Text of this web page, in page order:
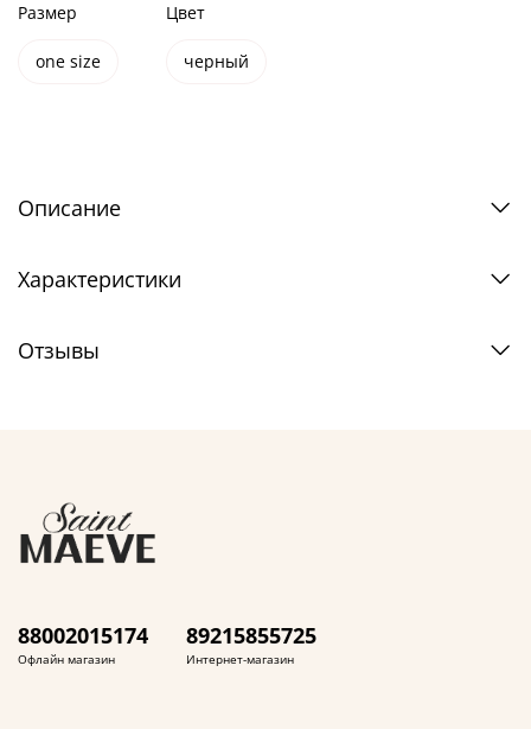
Размер
one size
Цвет
черный
Описание
Характеристики
Отзывы
88002015174
Офлайн магазин
89215855725
Интернет-магазин